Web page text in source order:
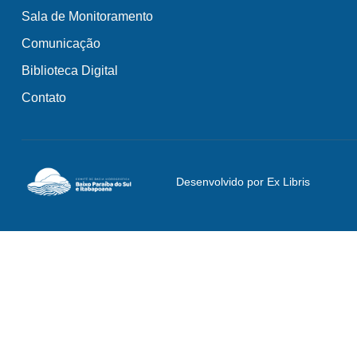
Sala de Monitoramento
Comunicação
Biblioteca Digital
Contato
Desenvolvido por Ex Libris